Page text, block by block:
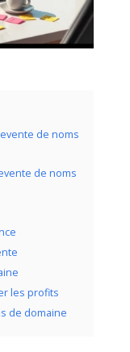
de noms
de noms
les profits
de domaine